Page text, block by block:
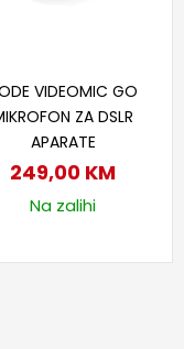
VIDEOMIC GO
ZA DSLR
APARATE
249,00 KM
Na zalihi